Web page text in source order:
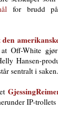
for brudd på
Off-White
Hansen-
sentralt i saken.
IP-